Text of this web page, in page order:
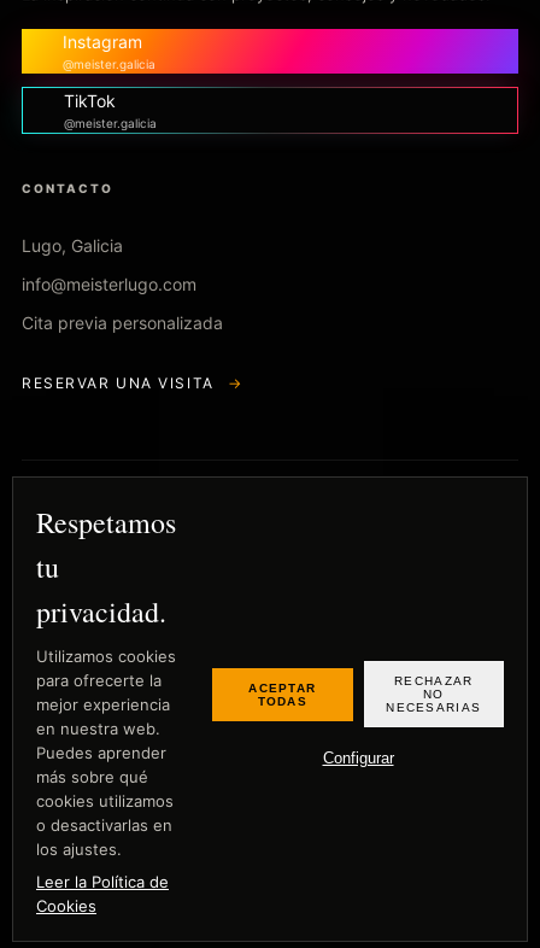
Instagram
@meister.galicia
TikTok
@meister.galicia
CONTACTO
Lugo, Galicia
info@meisterlugo.com
Cita previa personalizada
RESERVAR UNA VISITA →
MEISTER LUGO
La arquitectura empieza desde el suelo.
Aviso Legal
Política de Privacidad
Política de Cookies
Configuración de Cookies
© 2026 Meister Lugo
Diseño alemán para hogares extraordinarios.
Respetamos
tu
privacidad.
Utilizamos cookies
para ofrecerte la
mejor experiencia
en nuestra web.
Puedes aprender
más sobre qué
cookies utilizamos
o desactivarlas en
los ajustes.
Leer la Política de
Cookies
ACEPTAR
TODAS
RECHAZAR
NO
NECESARIAS
Configurar